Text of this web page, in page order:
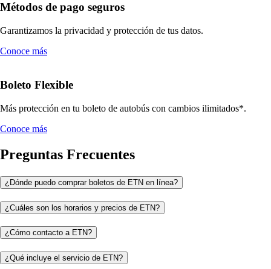
Métodos de pago seguros
Garantizamos la privacidad y protección de tus datos.
Conoce más
Boleto Flexible
Más protección en tu boleto de autobús con cambios ilimitados*.
Conoce más
Preguntas Frecuentes
¿Dónde puedo comprar boletos de ETN en línea?
¿Cuáles son los horarios y precios de ETN?
¿Cómo contacto a ETN?
¿Qué incluye el servicio de ETN?